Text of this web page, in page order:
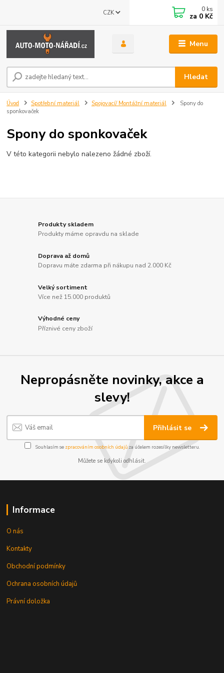
Menu
CZK
Hledat
0 ks
za 0 Kč
Úvod Spotřební materiál Spojovací/ Montážní materiál
Spony do
sponkovaček
Spony do sponkovaček
V této kategorii nebylo nalezeno žádné zboží.
Produkty skladem
Produkty máme opravdu na sklade
Doprava až domů
Dopravu máte zdarma při nákupu nad 2.000 Kč
Velký sortiment
Více než 15.000 produktů
Výhodné ceny
Příznivé ceny zboží
Nepropásněte novinky, akce a
slevy!
Přihlásit se
Souhlasím se zpracováním osobních údajůza účelem rozesílky newsletteru.
Můžete se kdykoli odhlásit.
Informace
O nás
Kontakty
Obchodní podmínky
Ochrana osobních údajů
Právní doložka